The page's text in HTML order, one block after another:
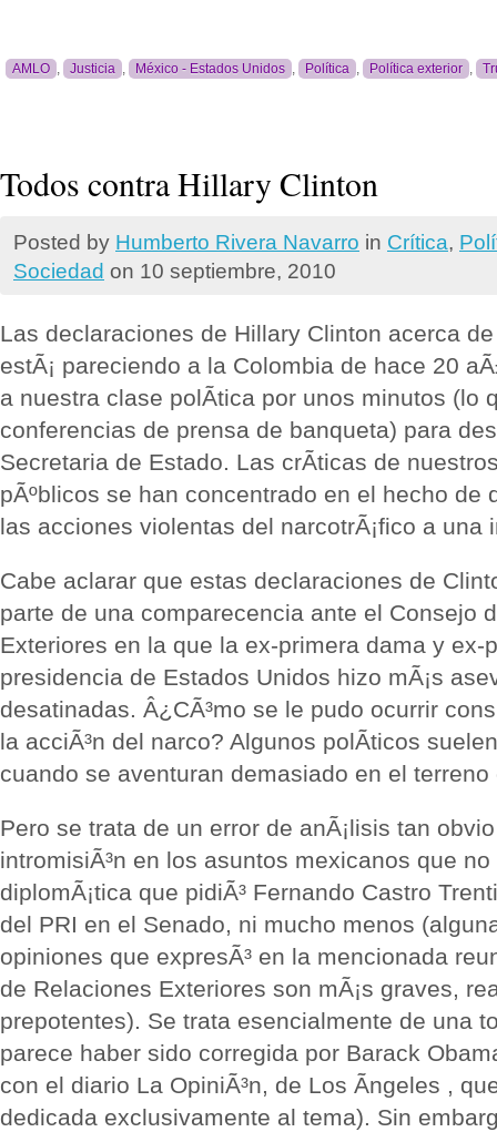
AMLO , Justicia , México - Estados Unidos , Política , Política exterior ,
Todos contra Hillary Clinton
Posted by Humberto Rivera Navarro in Crí­tica,
Sociedad on 10 septiembre, 2010
Las declaraciones de Hillary Clinton acerca
estÃ¡ pareciendo a la Colombia de hace 20
a nuestra clase polÃ­tica por unos minutos (lo
conferencias de prensa de banqueta) para
Secretaria de Estado. Las crÃ­ticas de
pÃºblicos se han concentrado en el hecho de
las acciones violentas del narcotrÃ¡fico a una
Cabe aclarar que estas declaraciones de
parte de una comparecencia ante el Consejo
Exteriores en la que la ex-primera dama y ex-
presidencia de Estados Unidos hizo mÃ¡s
desatinadas. Â¿CÃ³mo se le pudo ocurrir
la acciÃ³n del narco? Algunos polÃ­ticos
cuando se aventuran demasiado en el terreno
Pero se trata de un error de anÃ¡lisis tan
intromisiÃ³n en los asuntos mexicanos que
diplomÃ¡tica que pidiÃ³ Fernando Castro
del PRI en el Senado, ni mucho menos
opiniones que expresÃ³ en la mencionada
de Relaciones Exteriores son mÃ¡s graves,
prepotentes). Se trata esencialmente de una
parece haber sido corregida por Barack
con el diario La OpiniÃ³n, de Los Ãngeles ,
dedicada exclusivamente al tema). Sin